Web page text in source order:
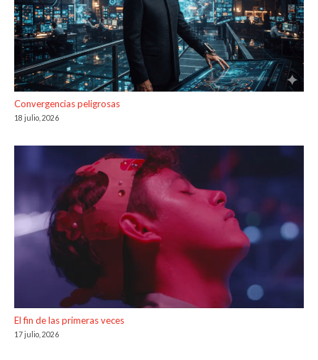
Convergencias peligrosas
18 julio, 2026
El fin de las primeras veces
17 julio, 2026